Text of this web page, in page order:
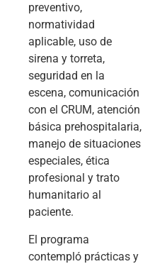
preventivo,
normatividad
aplicable, uso de
sirena y torreta,
seguridad en la
escena, comunicación
con el CRUM, atención
básica prehospitalaria,
manejo de situaciones
especiales, ética
profesional y trato
humanitario al
paciente.
El programa
contempló prácticas y